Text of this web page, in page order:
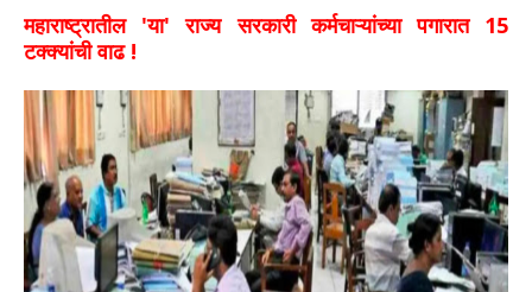
महाराष्ट्रातील 'या' राज्य सरकारी कर्मचाऱ्यांच्या पगारात 15
टक्क्यांची वाढ !